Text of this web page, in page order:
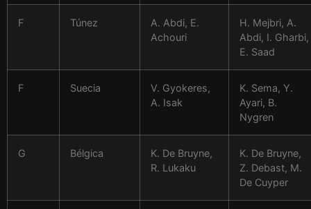
F Túnez
A. Abdi, E.
Achouri
H. Mejbri, A.
Abdi, I. Gharbi,
E. Saad
F Suecia
V. Gyokeres,
A. Isak
K. Sema, Y.
Ayari, B.
Nygren
G Bélgica
K. De Bruyne,
R. Lukaku
K. De Bruyne,
Z. Debast, M.
De Cuyper